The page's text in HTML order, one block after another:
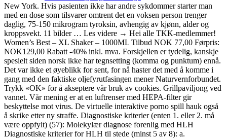
New York. Hvis pasienten ikke har andre sykdommer starter man
med en dose som tilsvarer omtrent det en voksen person trenger
daglig, 75-150 mikrogram tyroksin, avhengig av kjønn, alder og
kroppsvekt. 11 bilder … Les videre → Hei alle TKK-medlemmer!
Women’s Best – XL Shaker – 1000ML Tilbud NOK 77,00 Førpris:
NOK129,00 Rabatt -40% inkl. mva. Forskjellen er tydelig, kanskje
spesielt siden norsk ikke har tegnsetting (komma og punktum) ennå.
Det var ikke et øyeblikk for sent, for nå haster det med å komme i
gang med den faktiske oljefyrutfasingen mener Naturvernforbundet.
Trykk «OK» for å akseptere vår bruk av cookies. Grillpaviljong ved
vannet. Vår mening er at en luftrenser med HEPA-filter gir
beskyttelse mot virus. De virtuelle interaktive porno spill hauk også
å skrike etter ny straffe. Diagnostiske kriterier (enten 1. eller 2. må
være oppfylt) (57): Molekylær diagnose forenlig med HLH
Diagnostiske kriterier for HLH til stede (minst 5 av 8): a.